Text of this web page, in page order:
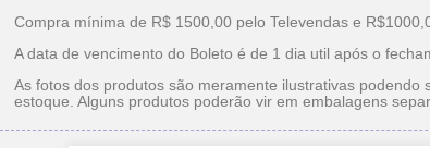
Compra mínima de R$ 1500,00 pelo Televendas e
A data de vencimento do Boleto é de 1 dia util após o
As fotos dos produtos são meramente ilustrativas
estoque. Alguns produtos poderão vir em embalagens